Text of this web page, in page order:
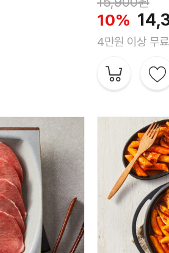
10%
4만원 이상 무